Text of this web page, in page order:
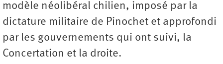
modèle néolibéral chilien, imposé par la
dictature militaire de Pinochet et approfondi
par les gouvernements qui ont suivi, la
Concertation et la droite.